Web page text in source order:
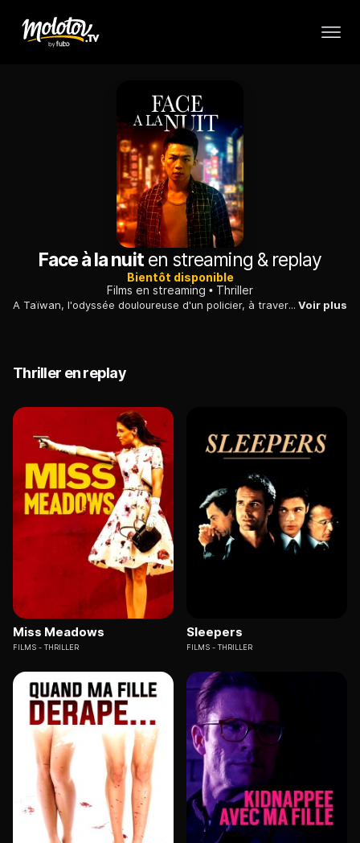
Face à la nuiten streaming & replay
Bientôt disponible
Films en streaming
Thriller
A Taïwan, l'odyssée douloureuse d'un policier, à travers trois chapitres de sa vie et autant de situations traumatisantes. Voir plus
Thriller en replay
Miss Meadows
FILMS THRILLER
Sleepers
FILMS THRILLER